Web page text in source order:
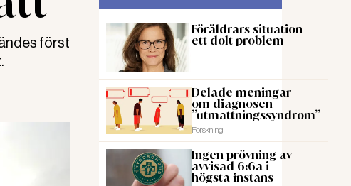
först
Föräldrars situation
ett dolt problem
Delade meningar
om diagnosen
”utmattningssyndrom”
Forskning
Ingen prövning av
avvisad 6:6a i
högsta instans